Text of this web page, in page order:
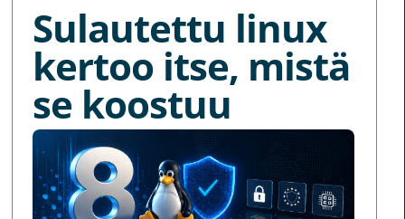
Sulautettu linux
kertoo itse, mistä
se koostuu